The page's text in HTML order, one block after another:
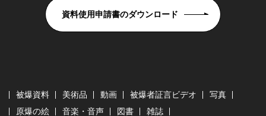
資料使用申請書のダウンロード
被爆資料 美術品 動画 被爆者証言ビデオ
写真
原爆の絵
音楽・音声 図書 雑誌